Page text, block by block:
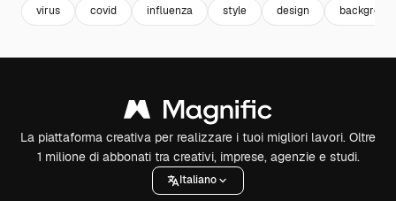
virus covid influenza style design
La piattaforma creativa per realizzare i tuoi migliori lavori. Oltre
1 milione di abbonati tra creativi, imprese, agenzie e studi.
Italiano